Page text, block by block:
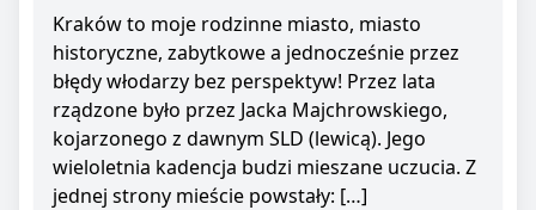
Kraków to moje rodzinne miasto, miasto
historyczne, zabytkowe a jednocześnie przez
błędy włodarzy bez perspektyw! Przez lata
rządzone było przez Jacka Majchrowskiego,
kojarzonego z dawnym SLD (lewicą). Jego
wieloletnia kadencja budzi mieszane uczucia. Z
jednej strony mieście powstały: […]